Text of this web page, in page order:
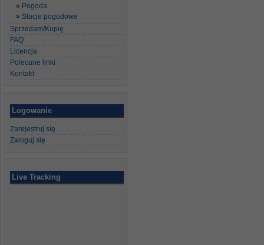
Pogoda
Stacje pogodowe
Sprzedam/Kupię
FAQ
Licencja
Polecane linki
Kontakt
Logowanie
Zarejestruj się
Zaloguj się
Live Tracking